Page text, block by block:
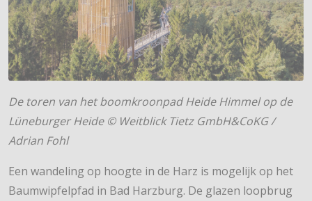
De toren van het boomkroonpad Heide Himmel op de
Lüneburger Heide © Weitblick Tietz GmbH&CoKG /
Adrian Fohl
Een wandeling op hoogte in de Harz is mogelijk op het
Baumwipfelpfad in Bad Harzburg. De glazen loopbrug